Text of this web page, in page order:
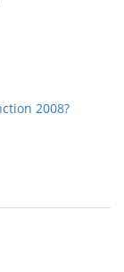
2008?